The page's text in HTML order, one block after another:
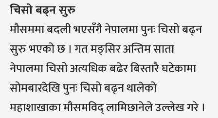
चिसो बढ्न सुरु
मौसममा बदली भएसँगै नेपालमा पुनः चिसो बढ्न
सुरु भएको छ । गत मङ्सिर अन्तिम साता
नेपालमा चिसो अत्यधिक बढेर बिस्तारै घटेकामा
सोमबारदेखि पुनः चिसो बढ्न थालेको
महाशाखाका मौसमविद् लामिछानेले उल्लेख गरे ।